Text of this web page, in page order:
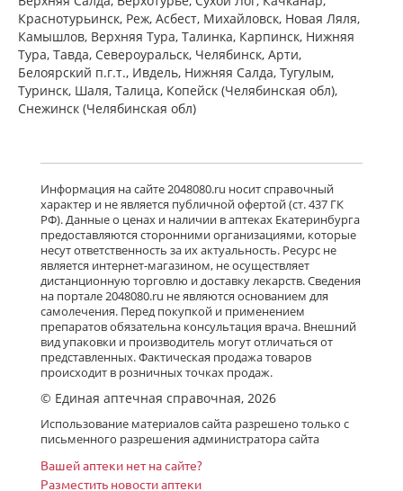
Краснотурьинск, Реж, Асбест, Михайловск, Новая Ляля,
Камышлов, Верхняя Тура, Талинка, Карпинск, Нижняя
Тура, Тавда, Североуральск, Челябинск, Арти,
Белоярский п.г.т., Ивдель, Нижняя Салда, Тугулым,
Туринск, Шаля, Талица, Копейск (Челябинская обл),
Снежинск (Челябинская обл)
Информация на сайте 2048080.ru носит справочный
характер и не является публичной офертой (ст. 437 ГК
РФ). Данные о ценах и наличии в аптеках Екатеринбурга
предоставляются сторонними организациями, которые
несут ответственность за их актуальность. Ресурс не
является интернет-магазином, не осуществляет
дистанционную торговлю и доставку лекарств. Сведения
на портале 2048080.ru не являются основанием для
самолечения. Перед покупкой и применением
препаратов обязательна консультация врача. Внешний
вид упаковки и производитель могут отличаться от
представленных. Фактическая продажа товаров
происходит в розничных точках продаж.
© Единая аптечная справочная, 2026
Использование материалов сайта разрешено только с
письменного разрешения администратора сайта
Вашей аптеки нет на сайте?
Разместить новости аптеки